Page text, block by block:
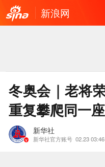
新浪网
冬奥会｜老将
重复攀爬同一
新华社
新华社官方账号 02.23 03:46